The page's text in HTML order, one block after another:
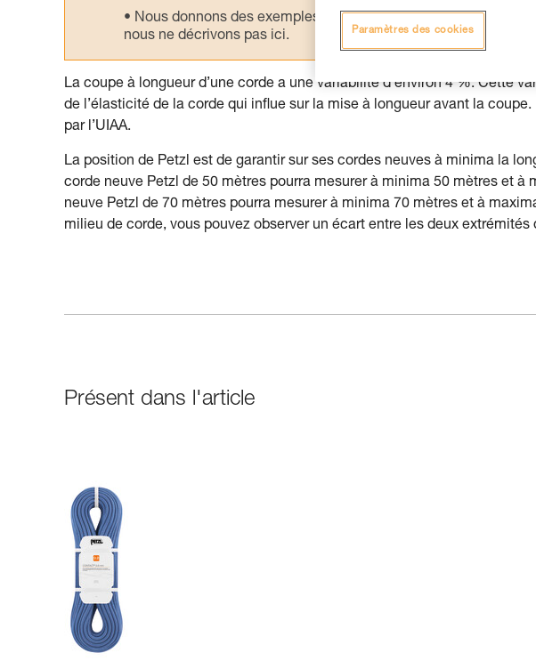
Nous donnons des exemples de techniques liées à votre
nous ne décrivons pas ici.
La coupe à longueur d’une corde a une variabilité d’environ 4 %. Cette
de l’élasticité de la corde qui influe sur la mise à longueur avant la
par l’UIAA.
La position de Petzl est de garantir sur ses cordes neuves à minima la
corde neuve Petzl de 50 mètres pourra mesurer à minima 50 mètres et à
neuve Petzl de 70 mètres pourra mesurer à minima 70 mètres et à
milieu de corde, vous pouvez observer un écart entre les deux extrémités
Présent dans l'article
Paramètres des cookies